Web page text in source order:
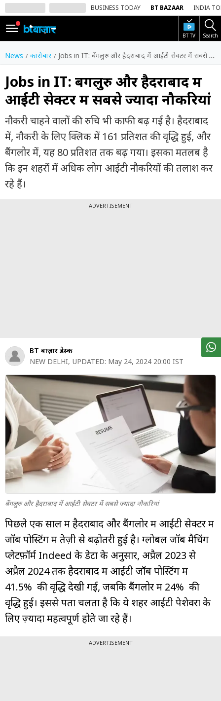
BUSINESS TODAY BT BAZAAR INDIA
BT TV Search
SIGN
IN
Dark
Mode
होम
शेयर
बाज़ार
वीडियो
ट्रेंडिंग
शेयर
बाज़ार
ट्रेंडिंग
बिजनेस
न्यूज
वीडियो
म्यूचुअल
फंड
News कारोबार Jobs in IT: बेंगलुरु और हैदराबाद में आईटी सेक्टर में सबसे ज्यादा नौकरियां
Jobs in IT: बेंगलुरु और हैदराबाद में
आईटी सेक्टर में सबसे ज्यादा नौकरियां
नौकरी चाहने वालों की रुचि भी काफी बढ़ गई है। हैदराबाद
में, नौकरी के लिए क्लिक में 161 प्रतिशत की वृद्धि हुई, और
बैंगलोर में, यह 80 प्रतिशत तक बढ़ गया। इसका मतलब है
कि इन शहरों में अधिक लोग आईटी नौकरियों की तलाश कर
रहे हैं।
ADVERTISEMENT
BT बाज़ार डेस्क
NEW DELHI, UPDATED: May 24, 2024 20:00 IST
बेंगलुरु और हैदराबाद में आईटी सेक्टर में सबसे ज्यादा नौकरियां
पिछले एक साल में हैदराबाद और बैंगलोर में आईटी सेक्टर में
जॉब पोस्टिंग में तेज़ी से बढ़ोतरी हुई है। ग्लोबल जॉब मैचिंग
प्लेटफ़ॉर्म Indeed के डेटा के अनुसार, अप्रैल 2023 से
अप्रैल 2024 तक हैदराबाद में आईटी जॉब पोस्टिंग में
41.5% की वृद्धि देखी गई, जबकि बैंगलोर में 24% की
वृद्धि हुई। इससे पता चलता है कि ये शहर आईटी पेशेवरों के
लिए ज़्यादा महत्वपूर्ण होते जा रहे हैं।
ADVERTISEMENT